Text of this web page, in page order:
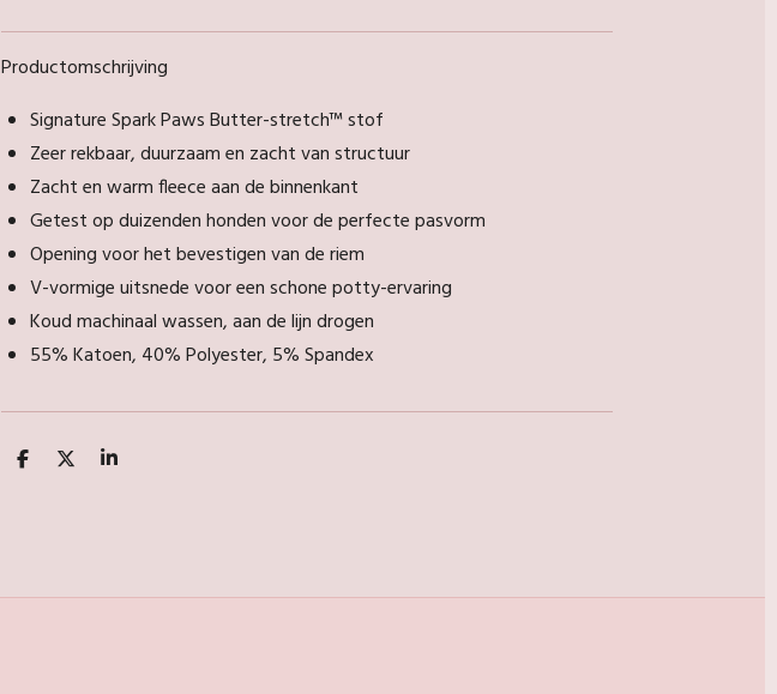
Productomschrijving
Signature Spark Paws Butter-stretch™ stof
Zeer rekbaar, duurzaam en zacht van structuur
Zacht en warm fleece aan de binnenkant
Getest op duizenden honden voor de perfecte pasvorm
Opening voor het bevestigen van de riem
V-vormige uitsnede voor een schone potty-ervaring
Koud machinaal wassen, aan de lijn drogen
55% Katoen, 40% Polyester, 5% Spandex
D D S